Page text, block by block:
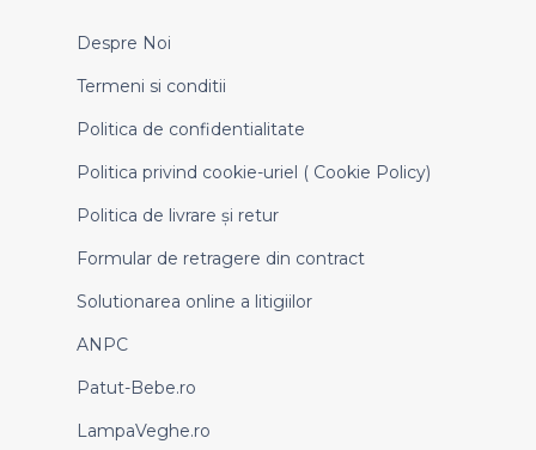
Despre Noi
Termeni si conditii
Politica de confidentialitate
Politica privind cookie-uriel ( Cookie Policy)
Politica de livrare și retur
Formular de retragere din contract
Solutionarea online a litigiilor
ANPC
Patut-Bebe.ro
LampaVeghe.ro